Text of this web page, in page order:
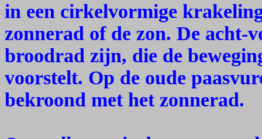
in een cirkelvormige
zonnerad of de zon. De acht-
broodrad zijn, die de
voorstelt. Op de oude
bekroond met het zonnerad.